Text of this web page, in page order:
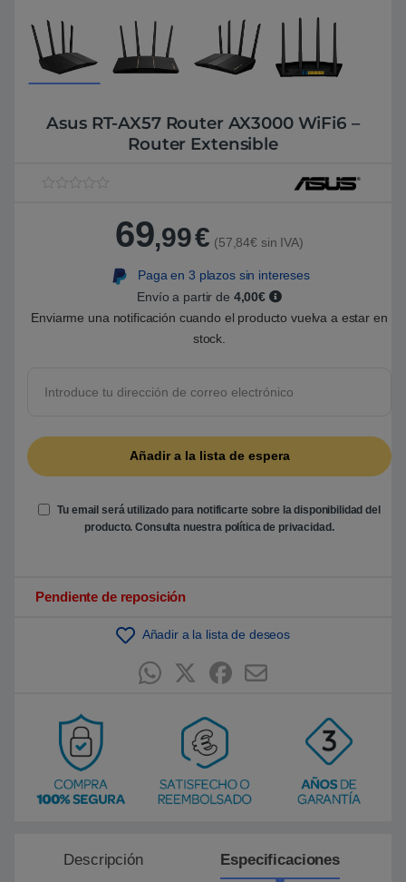
Asus RT-AX57 Router AX3000 WiFi6 –
Router Extensible
.
e
n
a
69,99€ (57,84€ sin IVA)
Paga en 3 plazos sin intereses
Envío a partir de 4,00€
Enviarme una notificación cuando el producto vuelva a estar en
stock.
Tu email será utilizado para notificarte sobre la disponibilidad del
producto. Consulta nuestra política de privacidad.
Pendiente de reposición
Añadir a la lista de deseos
Descripción Especificaciones